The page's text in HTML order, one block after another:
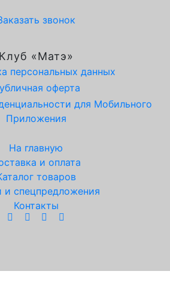
звонок
Клуб «Матэ»
персональных данных
оферта
для Мобильного
Приложения
На главную
и оплата
товаров
и спецпредложения
Контакты